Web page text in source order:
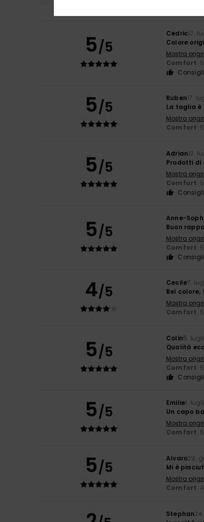
5/5
Cedric17.
Colore
Mostra
Comfort: 5
5/5 Ruben17.
La taglia è
Mostra
Comfort: 5
5/5
Adrian12.
Prodotti
Mostra
Comfort: 5
5/5
Anne-
Buon
Mostra
Comfort: 5
4/5 Cecile7.
Bel
Mostra
Comfort: 5
5/5
Colin5.
Qualità
Mostra
Comfort: 5
5/5 Emilie1.
Un capo
Mostra
Comfort: 5
5/5 Alvaro29.
Mi è
Mostra
Comfort: 4
Stephan